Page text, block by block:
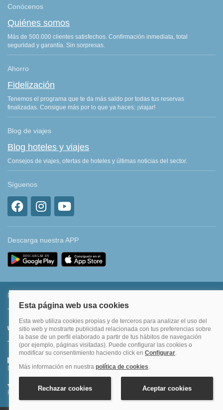
Conócenos
Quiénes somos
Más de 500.000 clientes satisfechos. Confirmación inmediata, total
seguridad y garantía. Sin sorpresas.
Ahorro
Fidelización
Tenemos el programa que te da más saldo por todas tus reservas
finalizadas. Consigue más por lo que ya haces: ¡viajar!
Blog de viajes
Blog hoteles y viajes
Consejos de viajes, ofertas de hoteles y últimas noticias del sector.
Síguenos
Descarga nuestra APP
Métodos de pago permitidos
Transferencia bancaria
Divide tu compra en 3 pagos al 0% TAE
Financia hasta en 12 meses o en 4 pagos sin intereses